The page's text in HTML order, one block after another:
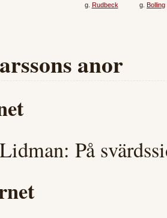
g. Rudbeck
g. Bolling
anor
På